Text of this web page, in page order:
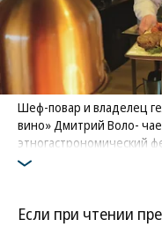
Шеф-повар и владелец
вино» Дмитрий Воло-
этногастрономический
высокая кухня создается
Если при чтении